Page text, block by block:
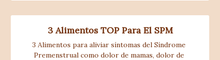
3 Alimentos TOP Para El SPM
3 Alimentos para aliviar síntomas del Síndrome
Premenstrual como dolor de mamas, dolor de